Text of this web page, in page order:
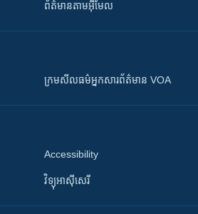
ព័ត៌មាន​តាម​អ៊ីមែល
ក្រម​​​សីលធម៌​​​អ្នក​​​សារព័ត៌មាន VOA
Accessibility
វិទ្យុ​អាស៊ី​សេរី